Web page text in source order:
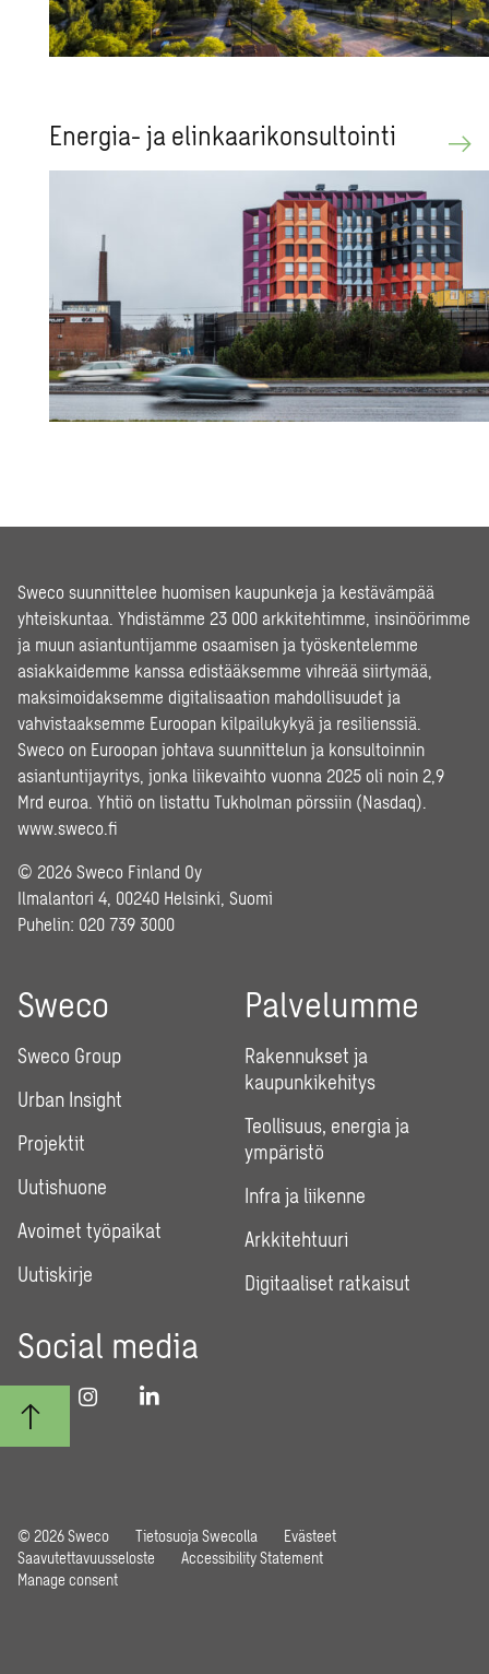
Ener­gia- ja elin­kaa­ri­kon­sul­toin­ti
Sweco suunnittelee huomisen kaupunkeja ja kestävämpää
yhteiskuntaa. Yhdistämme 23 000 arkkitehtimme, insinöörimme
ja muun asiantuntijamme osaamisen ja työskentelemme
asiakkaidemme kanssa edistääksemme vihreää siirtymää,
maksimoidaksemme digitalisaation mahdollisuudet ja
vahvistaaksemme Euroopan kilpailukykyä ja resilienssiä.
Sweco on Euroopan johtava suunnittelun ja konsultoinnin
asiantuntijayritys, jonka liikevaihto vuonna 2025 oli noin 2,9
Mrd euroa. Yhtiö on listattu Tukholman pörssiin (Nasdaq).
www.sweco.fi
© 2026 Sweco Finland Oy
Ilmalantori 4, 00240 Helsinki, Suomi
Puhelin: 020 739 3000
Sweco
Sweco Group
Urban Insight
Projektit
Uutishuone
Avoimet työpaikat
Uutiskirje
Palvelumme
Rakennukset ja
kaupunkikehitys
Teollisuus, energia ja
ympäristö
Infra ja liikenne
Arkkitehtuuri
Digitaaliset ratkaisut
Social media
© 2026 Sweco Tietosuoja Swecolla
Evästeet
Saavutettavuusseloste
Accessibility Statement
Manage consent